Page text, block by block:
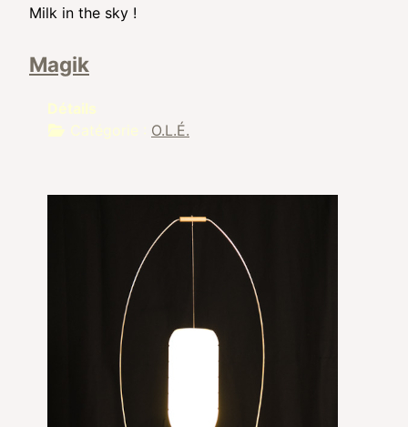
Milk in the sky !
Magik
Détails
Catégorie : O.L.É.